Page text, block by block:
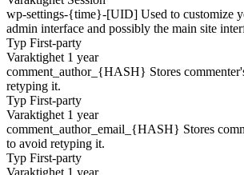
wp-settings-{time}-[UID] Used to customize
admin interface and possibly the main site
Typ First-party
Varaktighet 1 year
comment_author_{HASH} Stores
retyping it.
Typ First-party
Varaktighet 1 year
comment_author_email_{HASH} Stores
to avoid retyping it.
Typ First-party
Varaktighet 1 year